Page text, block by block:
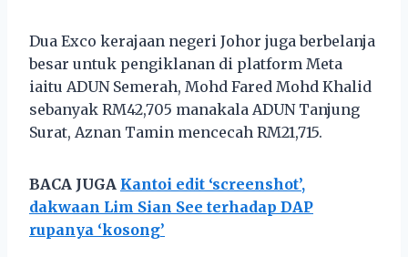
Dua Exco kerajaan negeri Johor juga berbelanja
besar untuk pengiklanan di platform Meta
iaitu ADUN Semerah, Mohd Fared Mohd Khalid
sebanyak RM42,705 manakala ADUN Tanjung
Surat, Aznan Tamin mencecah RM21,715.
BACA JUGA Kantoi edit ‘screenshot’,
dakwaan Lim Sian See terhadap DAP
rupanya ‘kosong’